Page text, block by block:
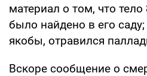
материал о том, что
было найдено в его
якобы, отравился
Вскоре сообщение о